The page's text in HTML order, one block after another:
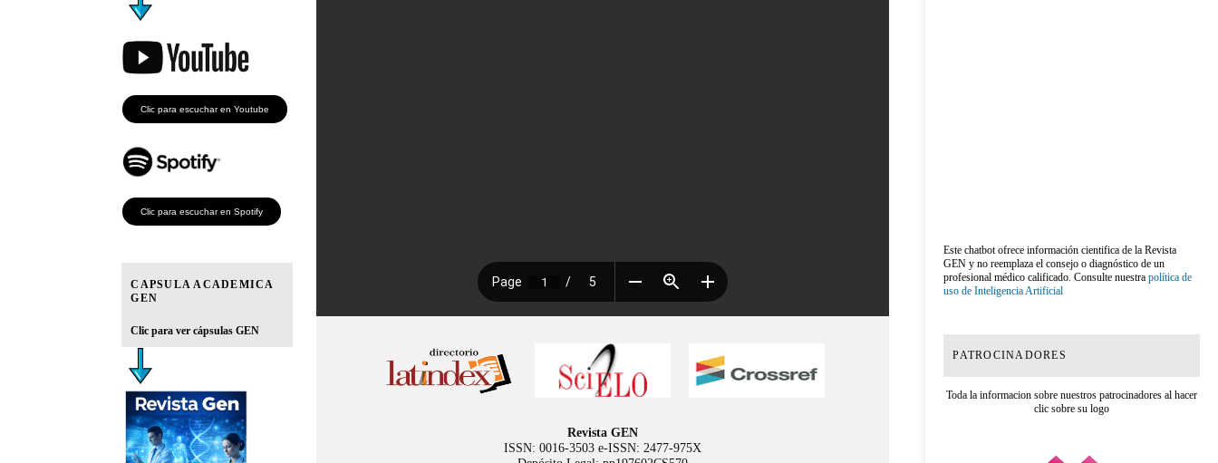
Clic para escuchar en Youtube
Clic para escuchar en Spotify
CAPSULA ACADEMICA
GEN
Clic para ver cápsulas GEN
Este chatbot ofrece información cientifica de la Revista
GEN y no reemplaza el consejo o diagnóstico de un
profesional médico calificado. Consulte nuestrapolítica de
uso de Inteligencia Artificial
PATROCINADORES
Toda la informacion sobre nuestros patrocinadores al hacer
clic sobre su logo
Revista GEN
ISSN: 0016-3503 e-ISSN: 2477-975X